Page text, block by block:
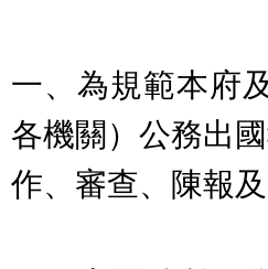
一、為規範本府
各機關）公務出
作、審查、陳報